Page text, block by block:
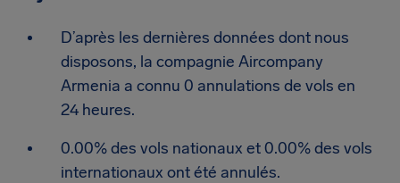
D’après les dernières données dont nous
disposons, la compagnie Aircompany
Armenia a connu 0 annulations de vols en
24 heures.
0.00% des vols nationaux et 0.00% des vols
internationaux ont été annulés.